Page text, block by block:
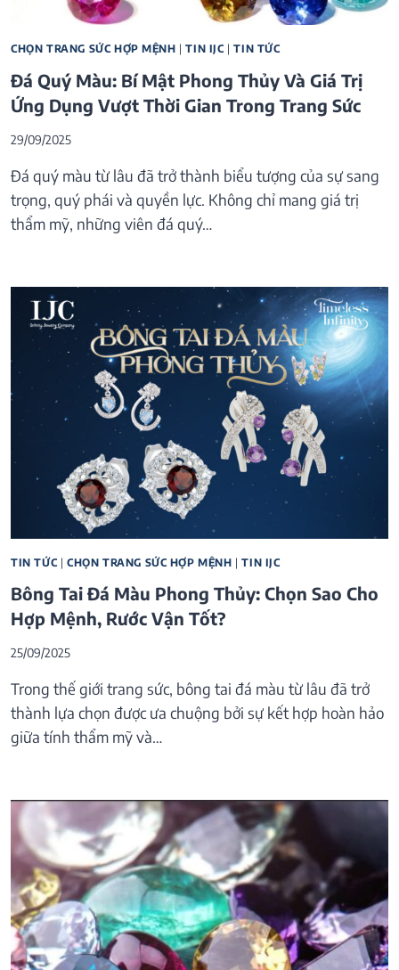
CHỌN TRANG SỨC HỢP MỆNH |TIN IJC |TIN TỨC
Đá Quý Màu: Bí Mật Phong Thủy Và Giá Trị
Ứng Dụng Vượt Thời Gian Trong Trang Sức
29/09/2025
Đá quý màu từ lâu đã trở thành biểu tượng của sự sang
trọng, quý phái và quyền lực. Không chỉ mang giá trị
thẩm mỹ, những viên đá quý…
TIN TỨC | CHỌN TRANG SỨC HỢP MỆNH |TIN IJC
Bông Tai Đá Màu Phong Thủy: Chọn Sao Cho
Hợp Mệnh, Rước Vận Tốt?
25/09/2025
Trong thế giới trang sức, bông tai đá màu từ lâu đã trở
thành lựa chọn được ưa chuộng bởi sự kết hợp hoàn hảo
giữa tính thẩm mỹ và…